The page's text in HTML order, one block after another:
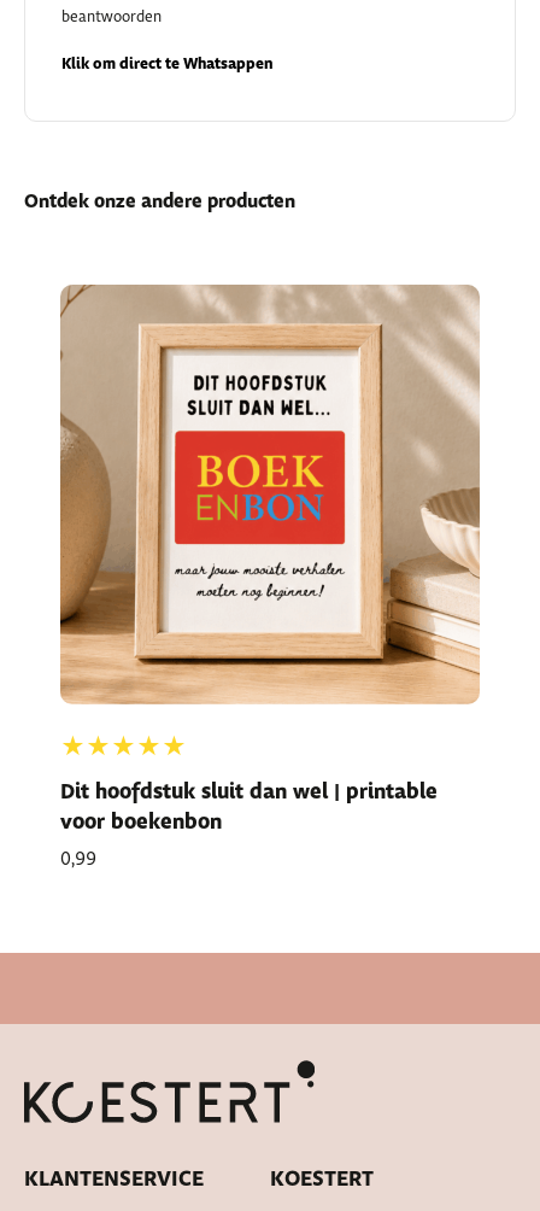
beantwoorden
Klik om direct te Whatsappen
Ontdek onze andere producten
★★★★★
Dit hoofdstuk sluit dan wel | printable
voor boekenbon
0,99
Cadeautje bij bestelling
KLANTENSERVICE KOESTERT